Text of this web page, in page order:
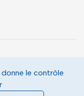
le contrôle